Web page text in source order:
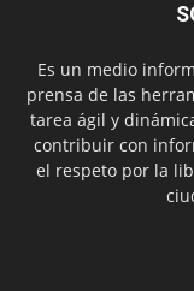
Es un medio
prensa de las
tarea ágil y
contribuir con
el respeto por la